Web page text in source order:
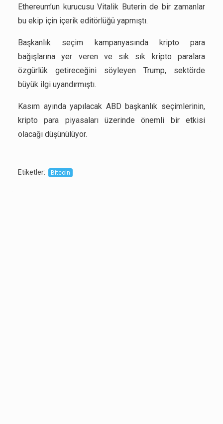
Ethereum’un kurucusu Vitalik Buterin de bir zamanlar
bu ekip için içerik editörlüğü yapmıştı.
Başkanlık seçim kampanyasında kripto para
bağışlarına yer veren ve sık sık kripto paralara
özgürlük getireceğini söyleyen Trump, sektörde
büyük ilgi uyandırmıştı.
Kasım ayında yapılacak ABD başkanlık seçimlerinin,
kripto para piyasaları üzerinde önemli bir etkisi
olacağı düşünülüyor.
Etiketler: Bitcoin